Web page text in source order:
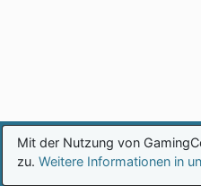
Mit der Nutzung von
zu. Weitere Informationen in